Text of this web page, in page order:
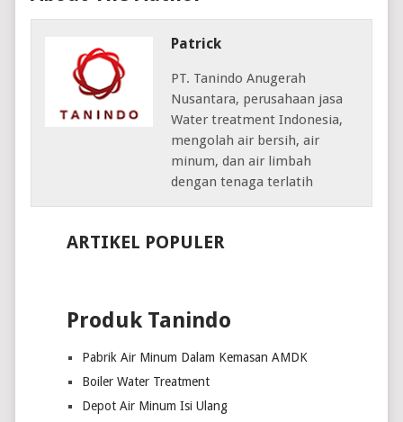
Patrick
PT. Tanindo Anugerah
Nusantara, perusahaan jasa
Water treatment Indonesia,
mengolah air bersih, air
minum, dan air limbah
dengan tenaga terlatih
ARTIKEL POPULER
Produk Tanindo
Pabrik Air Minum Dalam Kemasan AMDK
Boiler Water Treatment
Depot Air Minum Isi Ulang